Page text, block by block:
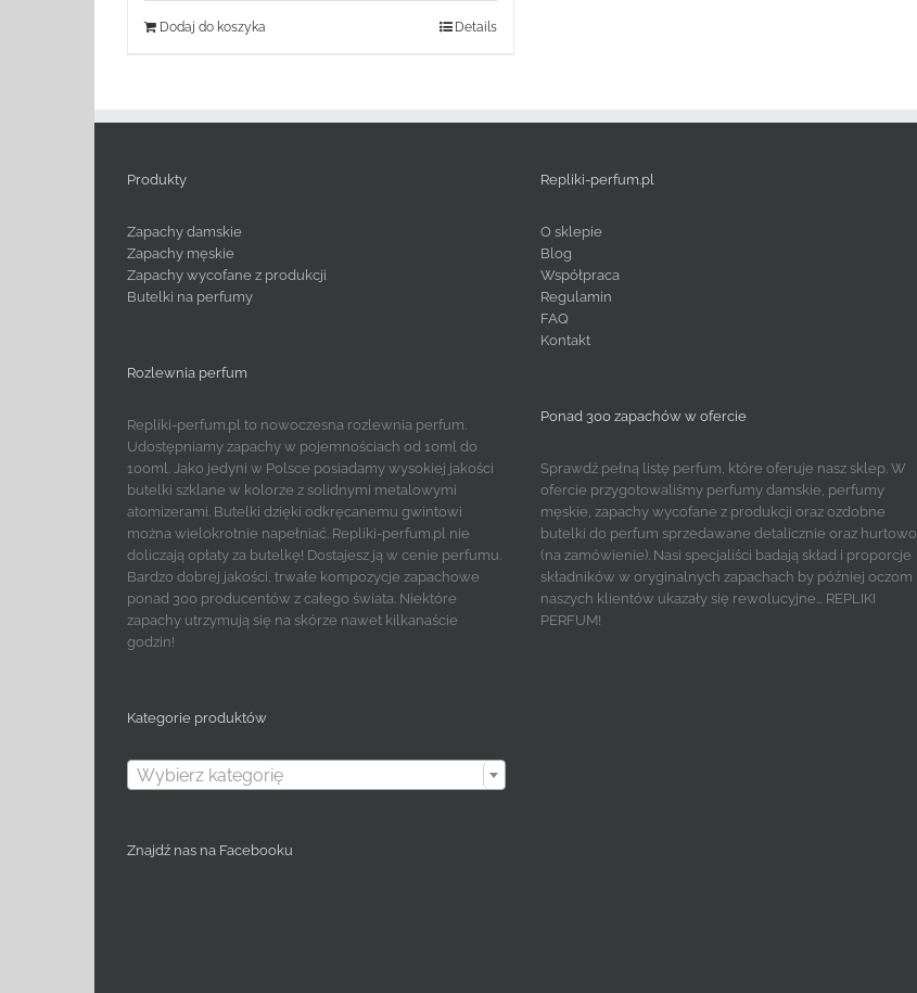
Dodaj do koszyka Details
Produkty
Zapachy damskie
Zapachy męskie
Zapachy wycofane z produkcji
Butelki na perfumy
Rozlewnia perfum
Repliki-perfum.pl to nowoczesna rozlewnia perfum.
Udostępniamy zapachy w pojemnościach od 10ml do
100ml. Jako jedyni w Polsce posiadamy wysokiej jakości
butelki szklane w kolorze z solidnymi metalowymi
atomizerami. Butelki dzięki odkręcanemu gwintowi
można wielokrotnie napełniać. Repliki-perfum.pl nie
doliczają opłaty za butelkę! Dostajesz ją w cenie perfumu.
Bardzo dobrej jakości, trwałe kompozycje zapachowe
ponad 300 producentów z całego świata. Niektóre
zapachy utrzymują się na skórze nawet kilkanaście
godzin!
Kategorie produktów
Wybierz kategorię
Znajdź nas na Facebooku
Repliki-perfum.pl
O sklepie
Blog
Współpraca
Regulamin
FAQ
Kontakt
Ponad 300 zapachów w ofercie
Sprawdź pełną listę perfum, które oferuje nasz sklep. W
ofercie przygotowaliśmy perfumy damskie, perfumy
męskie, zapachy wycofane z produkcji oraz ozdobne
butelki do perfum sprzedawane detalicznie oraz hurtowo
(na zamówienie). Nasi specjaliści badają skład i proporcje
składników w oryginalnych zapachach by później oczom
naszych klientów ukazały się rewolucyjne... REPLIKI
PERFUM!